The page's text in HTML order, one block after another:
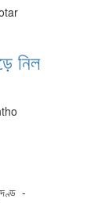
নিল